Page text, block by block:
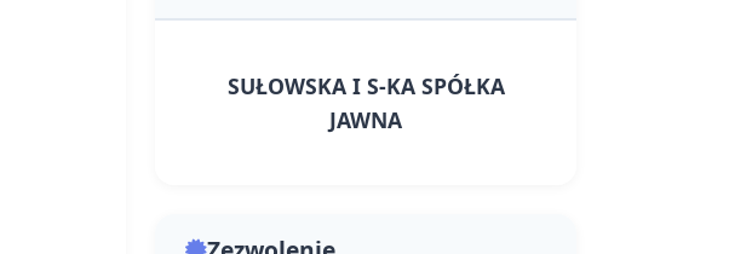
SUŁOWSKA I S-KA SPÓŁKA
JAWNA